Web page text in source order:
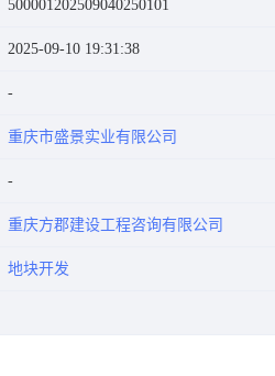
500001202509040250101
2025-09-10 19:31:38
重庆市盛景实业有限公司
重庆方郡建设工程咨询有限公司
地块开发